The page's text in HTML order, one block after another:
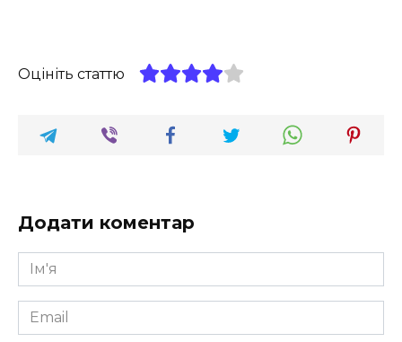
Оцініть статтю
Додати коментар
Ім'я
*
Email
*